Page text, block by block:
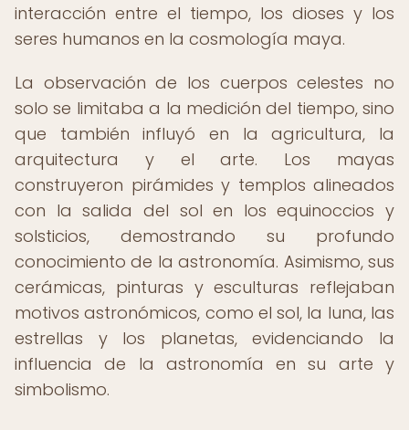
interacción entre el tiempo, los dioses y los
seres humanos en la cosmología maya.
La observación de los cuerpos celestes no
solo se limitaba a la medición del tiempo, sino
que también influyó en la agricultura, la
arquitectura y el arte. Los mayas
construyeron pirámides y templos alineados
con la salida del sol en los equinoccios y
solsticios, demostrando su profundo
conocimiento de la astronomía. Asimismo, sus
cerámicas, pinturas y esculturas reflejaban
motivos astronómicos, como el sol, la luna, las
estrellas y los planetas, evidenciando la
influencia de la astronomía en su arte y
simbolismo.